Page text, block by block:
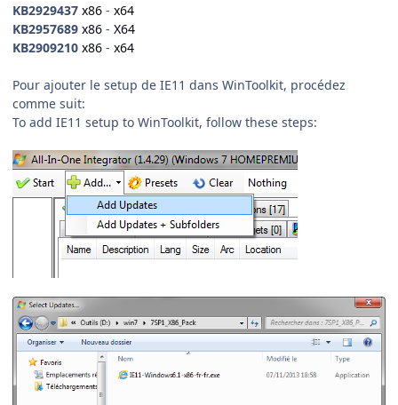
KB2929437 x86 - x64
KB2957689 x86 - X64
KB2909210 x86 - x64
Pour ajouter le setup de IE11 dans WinToolkit, procédez
comme suit:
To add IE11 setup to WinToolkit, follow these steps: